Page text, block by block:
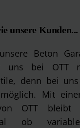
unsere Kunden...
Beton
uns bei OTT
denn bei
Mit
OTT bleibt
ob variable